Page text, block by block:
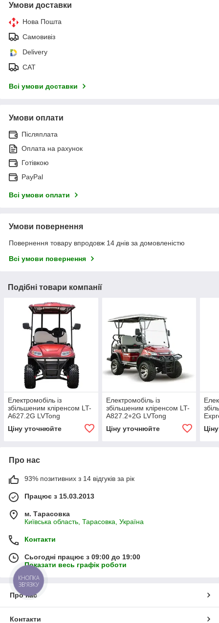
Умови доставки
Нова Пошта
Самовивіз
Delivery
САТ
Всі умови доставки
Умови оплати
Післяплата
Оплата на рахунок
Готівкою
PayPal
Всі умови оплати
Умови повернення
Повернення товару впродовж 14 днів за домовленістю
Всі умови повернення
Подібні товари компанії
Електромобіль із
збільшеним кліренсом LT-
A627.2G LVTong
Ціну уточнюйте
Електромобіль із
збільшеним кліренсом LT-
A827.2+2G LVTong
Ціну уточнюйте
Про нас
93% позитивних з 14 відгуків за рік
Працює з 15.03.2013
м. Тарасовка
Київська область, Тарасовка, Україна
Контакти
Сьогодні працює з 09:00 до 19:00
Показати весь графік роботи
Про нас
Контакти
КНОПКА
ЗВ'ЯЗКУ